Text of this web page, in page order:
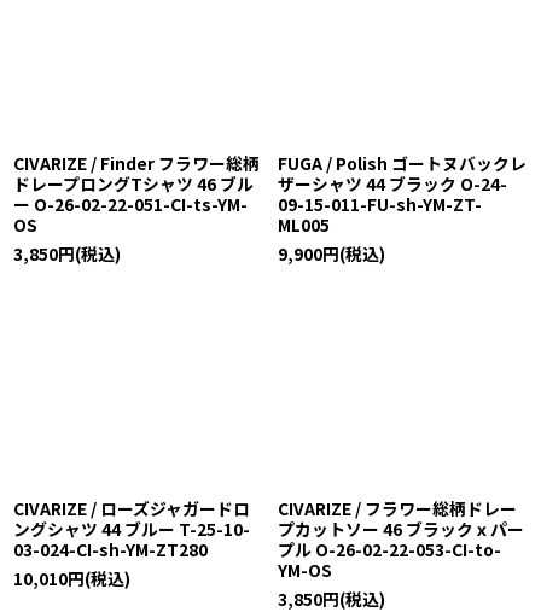
CIVARIZE / Finder フラワー総柄
ドレープロングTシャツ 46 ブル
ー O-26-02-22-051-CI-ts-YM-
OS
3,850円(税込)
FUGA / Polish ゴートヌバックレ
ザーシャツ 44 ブラック O-24-
09-15-011-FU-sh-YM-ZT-
ML005
9,900円(税込)
CIVARIZE / ローズジャガードロ
ングシャツ 44 ブルー T-25-10-
03-024-CI-sh-YM-ZT280
10,010円(税込)
CIVARIZE / フラワー総柄ドレー
プカットソー 46 ブラックｘパー
プル O-26-02-22-053-CI-to-
YM-OS
3,850円(税込)